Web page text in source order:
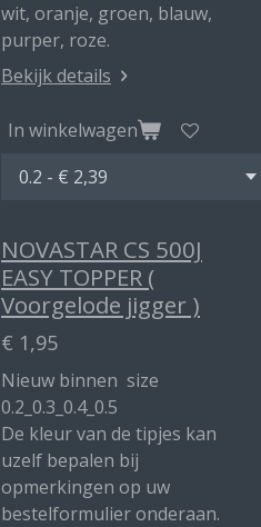
wit, oranje, groen, blauw,
purper, roze.
Bekijk details
In winkelwagen
NOVASTAR CS 500J
EASY TOPPER (
Voorgelode jigger )
€ 1,95
Nieuw binnen size
0.2_0.3_0.4_0.5
De kleur van de tipjes kan
uzelf bepalen bij
opmerkingen op uw
bestelformulier onderaan.